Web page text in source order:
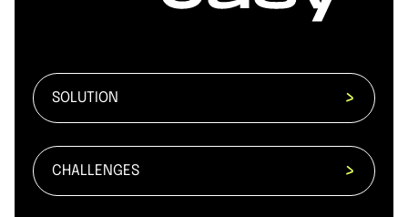
SOLUTION
CHALLENGES